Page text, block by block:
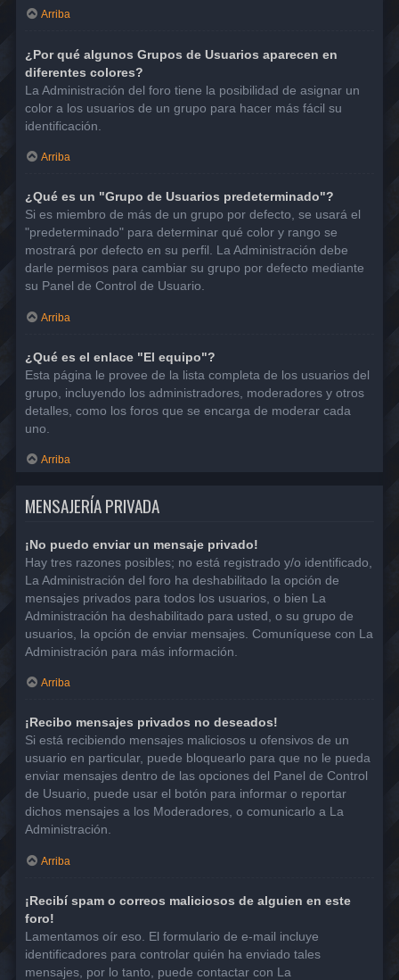
Arriba
¿Por qué algunos Grupos de Usuarios aparecen en
diferentes colores?
La Administración del foro tiene la posibilidad de asignar un
color a los usuarios de un grupo para hacer más fácil su
identificación.
Arriba
¿Qué es un "Grupo de Usuarios predeterminado"?
Si es miembro de más de un grupo por defecto, se usará el
"predeterminado" para determinar qué color y rango se
mostrará por defecto en su perfil. La Administración debe
darle permisos para cambiar su grupo por defecto mediante
su Panel de Control de Usuario.
Arriba
¿Qué es el enlace "El equipo"?
Esta página le provee de la lista completa de los usuarios del
grupo, incluyendo los administradores, moderadores y otros
detalles, como los foros que se encarga de moderar cada
uno.
Arriba
MENSAJERÍA PRIVADA
¡No puedo enviar un mensaje privado!
Hay tres razones posibles; no está registrado y/o identificado,
La Administración del foro ha deshabilitado la opción de
mensajes privados para todos los usuarios, o bien La
Administración ha deshabilitado para usted, o su grupo de
usuarios, la opción de enviar mensajes. Comuníquese con La
Administración para más información.
Arriba
¡Recibo mensajes privados no deseados!
Si está recibiendo mensajes maliciosos u ofensivos de un
usuario en particular, puede bloquearlo para que no le pueda
enviar mensajes dentro de las opciones del Panel de Control
de Usuario, puede usar el botón para informar o reportar
dichos mensajes a los Moderadores, o comunicarlo a La
Administración.
Arriba
¡Recibí spam o correos maliciosos de alguien en este
foro!
Lamentamos oír eso. El formulario de e-mail incluye
identificadores para controlar quién ha enviado tales
mensajes, por lo tanto, puede contactar con La